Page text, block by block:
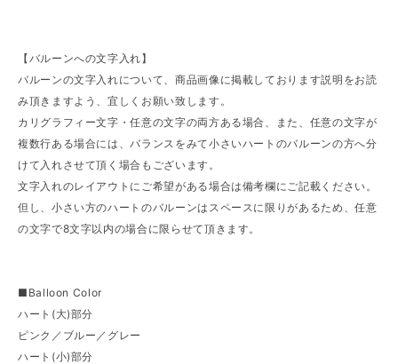
【バルーンへの文字入れ】
バルーンの文字入れについて、商品画像に掲載しております説明をお読
み頂きますよう、宜しくお願い致します。
カリグラフィー文字・任意の文字の両方ある場合、また、任意の文字が
複数行ある場合には、バランスをみて小さいハートのバルーンの方へ分
けて入れさせて頂く場合もございます。
文字入れのレイアウトにご希望がある場合は備考欄にご記載ください。
但し、小さい方のハートのバルーンはスペースに限りがあるため、任意
の文字で8文字以内の場合に限らせて頂きます。
■Balloon Color
ハート(大)部分
ピンク／ブルー／グレー
ハート(小)部分